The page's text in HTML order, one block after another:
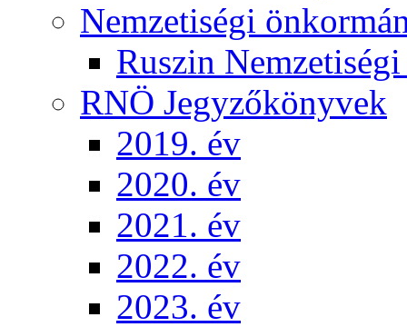
Nemzetiségi
Ruszin
RNÖ Jegyzőkönyvek
2019. év
2020. év
2021. év
2022. év
2023. év